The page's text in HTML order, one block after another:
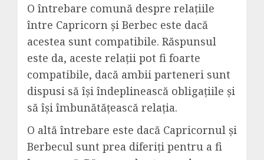
O întrebare comună despre relațiile
între Capricorn și Berbec este dacă
acestea sunt compatibile. Răspunsul
este da, aceste relații pot fi foarte
compatibile, dacă ambii parteneri sunt
dispusi să își îndeplinească obligațiile și
să își îmbunătățească relația.
O altă întrebare este dacă Capricornul și
Berbecul sunt prea diferiți pentru a fi